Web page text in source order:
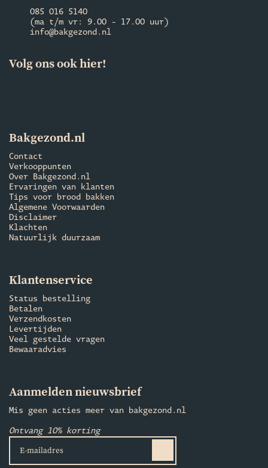
085 016 5140
(ma t/m vr: 9.00 - 17.00 uur)
info@bakgezond.nl
Volg ons ook hier!
Bakgezond.nl
Contact
Verkooppunten
Over Bakgezond.nl
Ervaringen van klanten
Tips voor brood bakken
Algemene Voorwaarden
Disclaimer
Klachten
Natuurlijk duurzaam
Klantenservice
Status bestelling
Betalen
Verzendkosten
Levertijden
Veel gestelde vragen
Bewaaradvies
Aanmelden nieuwsbrief
Mis geen acties meer van bakgezond.nl
Ontvang 10% korting